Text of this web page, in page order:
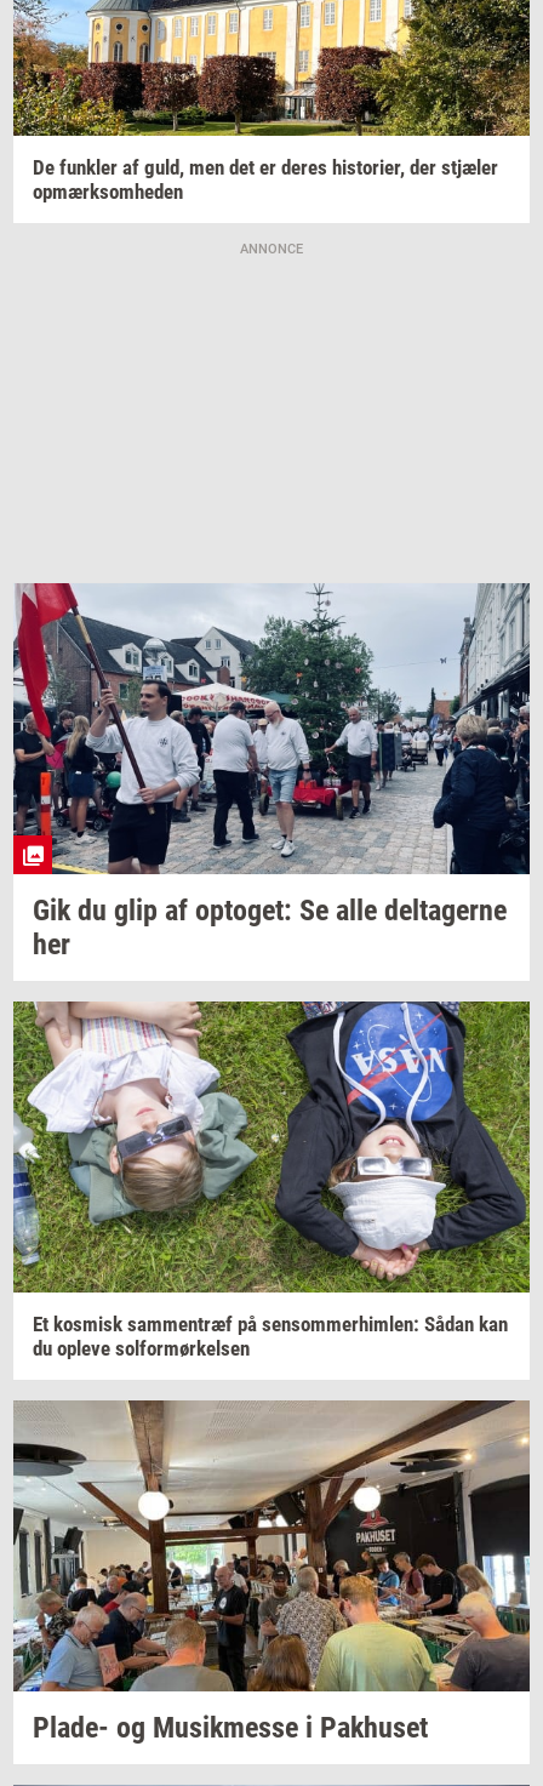
De funk­ler af guld, men det er deres hi­sto­ri­er, der stjæ­ler
op­mærk­som­he­den
ANNONCE
Gik du glip af op­to­get: Se alle del­ta­ger­ne
her
Et kos­misk sam­men­træf på sen­som­mer­him­len: Sådan kan
du op­le­ve sol­for­mør­kel­sen
Plade-​ og Mu­sik­mes­se i Pak­hu­set